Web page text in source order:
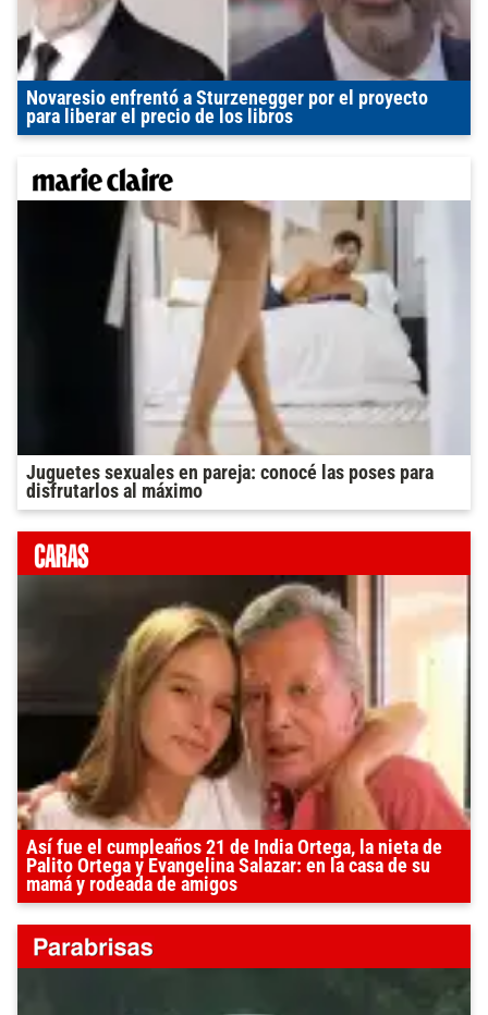
Novaresio enfrentó a Sturzenegger por el proyecto
para liberar el precio de los libros
Juguetes sexuales en pareja: conocé las poses para
disfrutarlos al máximo
Así fue el cumpleaños 21 de India Ortega, la nieta de
Palito Ortega y Evangelina Salazar: en la casa de su
mamá y rodeada de amigos